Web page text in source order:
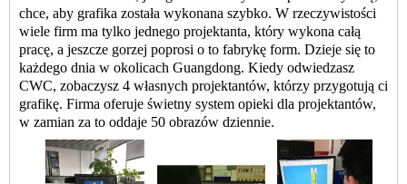
chce, aby grafika została wykonana szybko. W rzeczywistości
wiele firm ma tylko jednego projektanta, który wykona całą
pracę, a jeszcze gorzej poprosi o to fabrykę form. Dzieje się to
każdego dnia w okolicach Guangdong. Kiedy odwiedzasz
CWC, zobaczysz 4 własnych projektantów, którzy przygotują ci
grafikę. Firma oferuje świetny system opieki dla projektantów,
w zamian za to oddaje 50 obrazów dziennie.